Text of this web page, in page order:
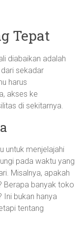
Tepat
diabaikan adalah
sekadar
harus
akses ke
di sekitarnya.
untuk menjelajahi
pada waktu yang
Misalnya, apakah
Berapa banyak toko
Ini bukan hanya
tentang